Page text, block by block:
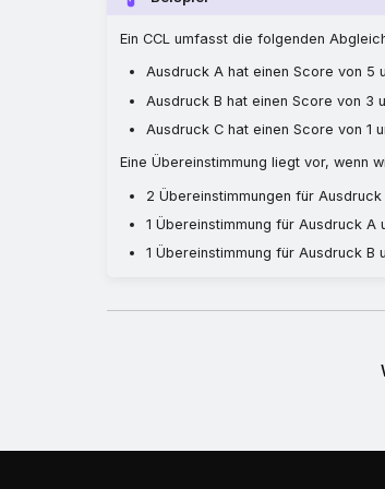
Ein CCL umfasst die folgenden
Ausdruck A hat einen Score von 5
Ausdruck B hat einen Score von 3
Ausdruck C hat einen Score von 1
Eine Übereinstimmung liegt vor, wenn
2 Übereinstimmungen für Ausdruck
1 Übereinstimmung für Ausdruck A
1 Übereinstimmung für Ausdruck B